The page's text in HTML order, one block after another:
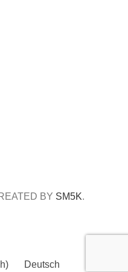
BY SM5K.
) Deutsch